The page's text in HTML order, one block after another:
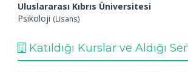
Uluslararası Kıbrıs Üniversitesi
Psikoloji (Lisans)
Katıldığı Kurslar ve Aldığı